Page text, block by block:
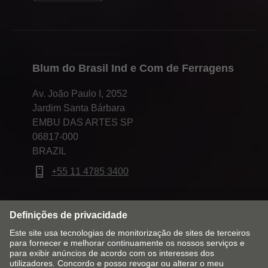
Blum do Brasil Ind e Com de Ferragens
Av. João Paulo I, 2052
Jardim Santa Bárbara
EMBU DAS ARTES SP
06817-000
BRAZIL
+55 11 4785 3400
Alterar mercado & idioma
Contato Aviso legal